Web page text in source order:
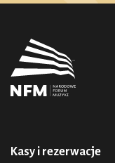
Kasy i rezerwacje